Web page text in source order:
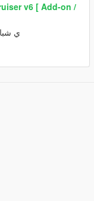
v6 [ Add-on /
ي